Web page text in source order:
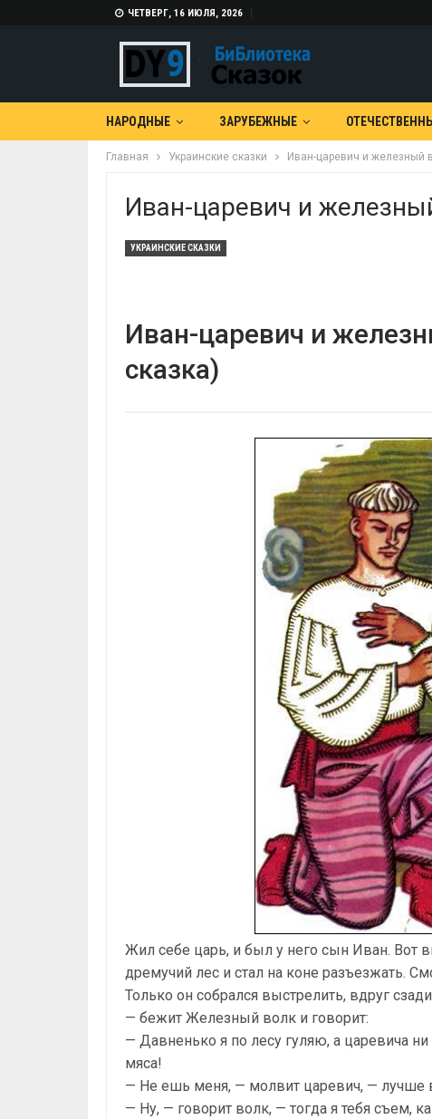
ЧЕТВЕРГ, 16 ИЮЛЯ, 2026
НАРОДНЫЕ ЗАРУБЕЖНЫЕ
Главная Украинские сказки Иван-царевич и железный
Иван-царевич и
УКРАИНСКИЕ СКАЗКИ
Иван-царевич и
сказка)
Жил себе царь, и был у него сын Иван. Вот
дремучий лес и стал на коне разъезжать.
Только он собрался выстрелить, вдруг
— бежит Железный волк и говорит:
— Давненько я по лесу гуляю, а царевича
мяса!
— Не ешь меня, — молвит царевич, — лучше
— Ну, — говорит волк, — тогда я тебя съем,